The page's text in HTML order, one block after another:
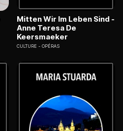
Mitten Wir Im Leben Sind -
Anne Teresa De
Keersmaeker
CULTURE OPÉRAS